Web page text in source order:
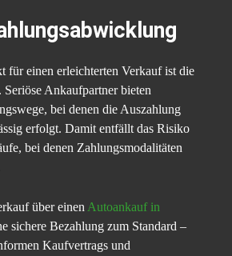
für einen erleichterten Verkauf ist die
Seriöse Ankaufpartner bieten
bei denen die Auszahlung
erfolgt. Damit entfällt das Risiko
bei denen Zahlungsmodalitäten
über einen Autoankauf in
sichere Bezahlung zum Standard –
Kaufvertrags und